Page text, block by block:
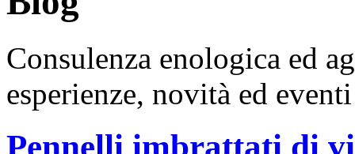
Consulenza enologica ed
esperienze, novità ed
Pennelli imbrattati di